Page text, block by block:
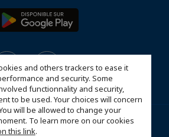
and others trackers to ease it
and security. Some
functionnality and security,
to be used. Your choices will concern
will be allowed to change your
To learn more on our cookies
this link.